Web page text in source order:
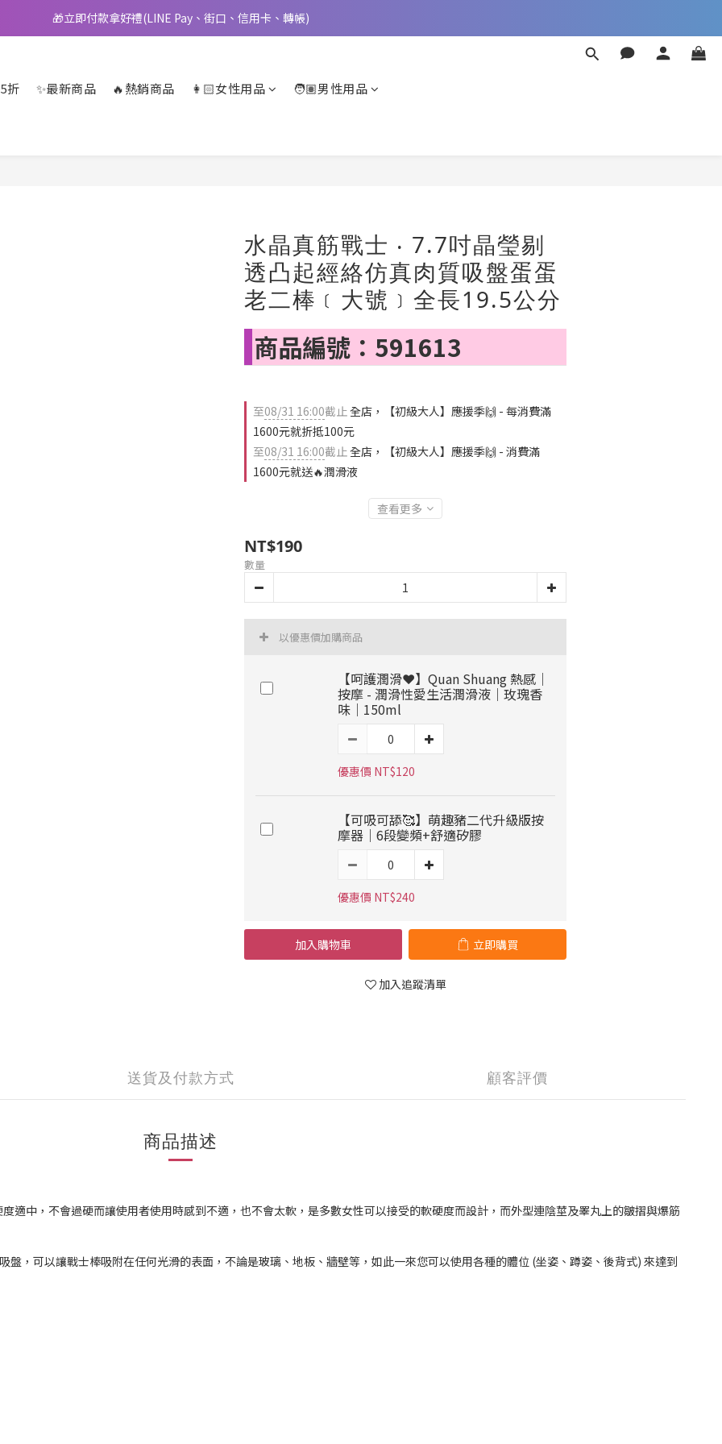
📢 邀您立即享樂，現在加入會員就送🪙80元購物金
🎁立即付款拿好禮(LINE Pay、街口、信用卡、轉帳)
折 ✨最新商品 🔥熱銷商品 👩🏻女性用品 🧑🏽男性用品
水晶真筋戰士 ‧ 7.7吋晶瑩剔
透凸起經絡仿真肉質吸盤蛋蛋
老二棒﹝大號﹞全長19.5公分
商品編號：591613
至08/31 16:00截止全店，【初級大人】應援季🙌 - 每消費滿
1600元就折抵100元
至08/31 16:00截止全店，【初級大人】應援季🙌 - 消費滿
1600元就送🔥潤滑液
查看更多
NT$190
數量
以優惠價加購商品
【呵護潤滑❤️】Quan Shuang 熱感｜
按摩 - 潤滑性愛生活潤滑液｜玫瑰香
味｜150ml
優惠價 NT$120
【可吸可舔🥰】萌趣豬二代升級版按
摩器｜6段變頻+舒適矽膠
優惠價 NT$240
加入購物車 立即購買
加入追蹤清單
送貨及付款方式 顧客評價
商品描述
適中，不會過硬而讓使用者使用時感到不適，也不會太軟，是多數女性可以接受的軟硬度而設計，而外型連陰莖及睪丸上的皺摺與爆筋
，可以讓戰士棒吸附在任何光滑的表面，不論是玻璃、地板、牆壁等，如此一來您可以使用各種的體位 (坐姿、蹲姿、後背式) 來達到